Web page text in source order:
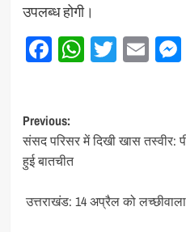
उपलब्ध होगी।
Facebook
Post
navigation
Previous:
संसद परिसर में दिखी खास तस्वीर:
हुई बातचीत
उत्तराखंड: 14 अप्रैल को